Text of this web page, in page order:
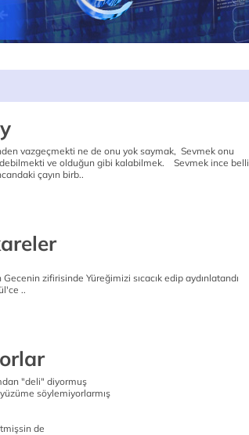
vazgeçmekti ne de onu yok saymak, Sevmek onu
ve olduğun gibi kalabilmek. Sevmek ince belli
çayın birb..
zifirisinde Yüreğimizi sıcacık edip aydınlatandı
..
"deli" diyormuş
söylemiyorlarmış
de